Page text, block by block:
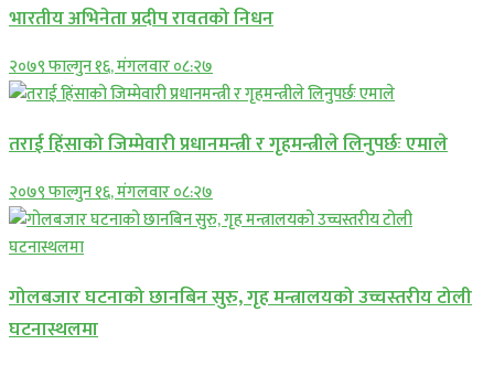
भारतीय अभिनेता प्रदीप रावतको निधन
२०७९ फाल्गुन १६, मंगलवार ०८:२७
तराई हिंसाको जिम्मेवारी प्रधानमन्त्री र गृहमन्त्रीले लिनुपर्छः एमाले
२०७९ फाल्गुन १६, मंगलवार ०८:२७
गोलबजार घटनाको छानबिन सुरु, गृह मन्त्रालयको उच्चस्तरीय टोली
घटनास्थलमा